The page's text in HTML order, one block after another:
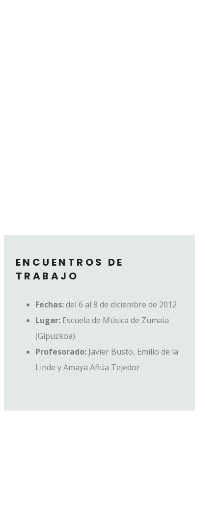
ENCUENTROS DE
TRABAJO
Fechas:del 6 al 8 de diciembre de 2012
Lugar: Escuela de Música de Zumaia
(Gipuzkoa)
Profesorado: Javier Busto, Emilio de la
Linde y Amaya Añúa Tejedor